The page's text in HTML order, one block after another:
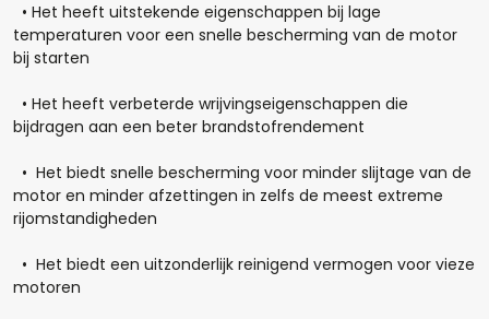
• Het heeft uitstekende eigenschappen bij lage
temperaturen voor een snelle bescherming van de motor
bij starten
• Het heeft verbeterde wrijvingseigenschappen die
bijdragen aan een beter brandstofrendement
• Het biedt snelle bescherming voor minder slijtage van de
motor en minder afzettingen in zelfs de meest extreme
rijomstandigheden
• Het biedt een uitzonderlijk reinigend vermogen voor vieze
motoren
- +
Opmerkingen: